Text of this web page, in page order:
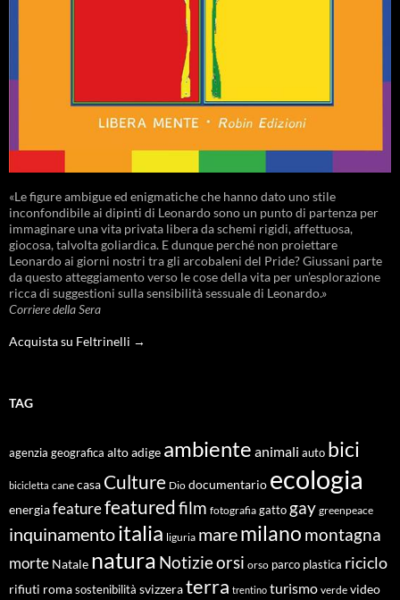
«Le figure ambigue ed enigmatiche che hanno dato uno stile
inconfondibile ai dipinti di Leonardo sono un punto di partenza per
immaginare una vita privata libera da schemi rigidi, affettuosa,
giocosa, talvolta goliardica. E dunque perché non proiettare
Leonardo ai giorni nostri tra gli arcobaleni del Pride? Giussani parte
da questo atteggiamento verso le cose della vita per un’esplorazione
ricca di suggestioni sulla sensibilità sessuale di Leonardo.»
Corriere della Sera
Acquista su Feltrinelli →
TAG
agenzia geografica alto adige ambiente animali auto bici
bicicletta cane casa Culture Dio documentario ecologia
energiafeaturefeaturedfilm fotografia gatto gay greenpeace
inquinamentoitalia liguria maremilano montagna
morte Natale natura Notizieorsi orso parco plastica riciclo
rifiuti roma sostenibilità svizzeraterra trentino turismo verde video